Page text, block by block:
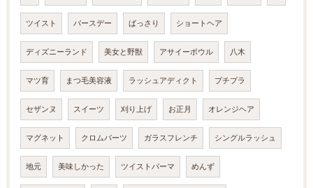
ツイスト バースデー ばっさり ショートヘア
ディズニーランド 美女と野獣 アサイーボウル 八木
マツ育 まつ毛美容液 ラッシュアディクト プチプラ
セザンヌ スイーツ 刈り上げ お正月 オレンジヘア
マグネット クロムパーツ ガラスフレンチ シングルラッシュ
地元 美味しかった ツイストパーマ めんず